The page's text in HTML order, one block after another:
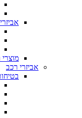
מוצרי
אביזרי רכב